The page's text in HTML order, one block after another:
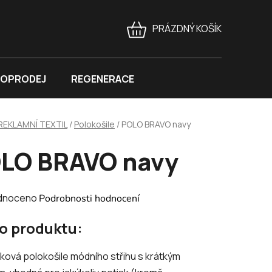
NÁKUPNÍ
KOŠÍK
PRÁZDNÝ KOŠÍK
REGENERACE
TEXTIL / Polokošile / POLO BRAVO navy
BRAVO navy
Podrobnosti hodnocení
produktu:
polokošile módního střihu s krátkým